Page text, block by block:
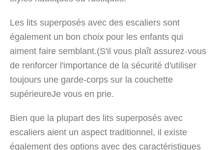
Les lits superposés avec des escaliers sont
également un bon choix pour les enfants qui
aiment faire semblant.(S'il vous plaît assurez-vous
de renforcer l'importance de la sécurité d'utiliser
toujours une garde-corps sur la couchette
supérieureJe vous en prie.
Bien que la plupart des lits superposés avec
escaliers aient un aspect traditionnel, il existe
également des options avec des caractéristiques